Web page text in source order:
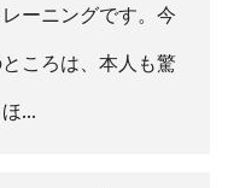
レーニングです。今
ころは、本人も驚
ほ…